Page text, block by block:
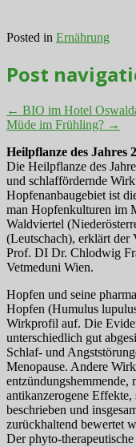
Posted in Ernährung
Post
← BIO im Hotel
Müde im Frühling? →
Heilpflanze des Jahres
Die Heilpflanze des
und schlaffördernde
Hopfenanbaugebiet ist
man Hopfenkulturen im
Waldviertel
(Leutschach), erklärt
Prof. DI Dr. Chlodwig
Vetmeduni Wien.
Hopfen und seine
Hopfen (Humulus
Wirkprofil auf. Die
unterschiedlich gut
Schlaf- und
Menopause. Andere
entzündungshemmende,
antikanzerogene
beschrieben und
zurückhaltend bewertet
Der phyto-